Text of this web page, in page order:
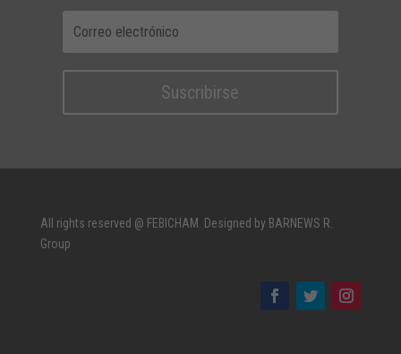
Suscribirse
All rights reserved @ FEBICHAM. Designed by BARNEWS R.
Group